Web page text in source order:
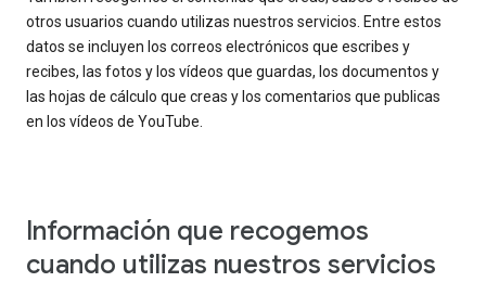
otros usuarios cuando utilizas nuestros servicios. Entre estos
datos se incluyen los correos electrónicos que escribes y
recibes, las fotos y los vídeos que guardas, los documentos y
las hojas de cálculo que creas y los comentarios que publicas
en los vídeos de YouTube.
Información que recogemos
cuando utilizas nuestros servicios